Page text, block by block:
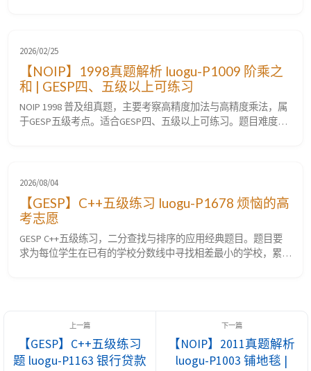
零）从左向右读与从右向左读都一样，我们就将其称之为回...
2026/02/25
【NOIP】1998真题解析 luogu-P1009 阶乘之
和 | GESP四、五级以上可练习
NOIP 1998 普及组真题，主要考察高精度加法与高精度乘法，属
于GESP五级考点。适合GESP四、五级以上可练习。题目难度
2026/08/04
【GESP】C++五级练习 luogu-P1678 烦恼的高
考志愿
GESP C++五级练习，二分查找与排序的应用经典题目。题目要
求为每位学生在已有的学校分数线中寻找相差最小的学校，累计
【GESP】C++五级练习
题 luogu-P1163 银行贷款
【NOIP】2011真题解析
luogu-P1003 铺地毯 |